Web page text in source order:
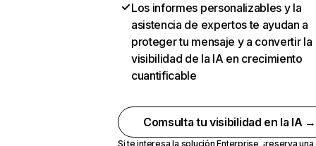
Los informes personalizables y la
asistencia de expertos te ayudan a
proteger tu mensaje y a convertir la
visibilidad de la IA en crecimiento
cuantificable
Comsulta tu visibilidad en la IA →
Si te interesa la solución Enterprise,¡reserva